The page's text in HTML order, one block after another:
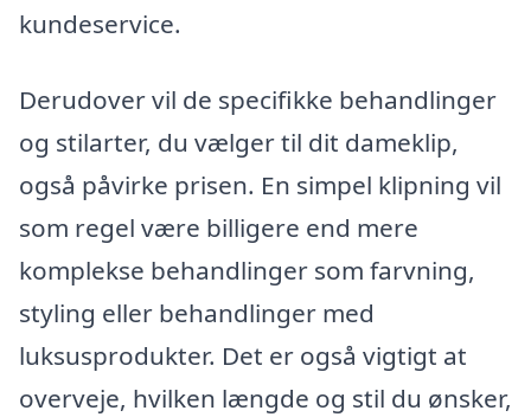
kundeservice.
Derudover vil de specifikke behandlinger
og stilarter, du vælger til dit dameklip,
også påvirke prisen. En simpel klipning vil
som regel være billigere end mere
komplekse behandlinger som farvning,
styling eller behandlinger med
luksusprodukter. Det er også vigtigt at
overveje, hvilken længde og stil du ønsker,